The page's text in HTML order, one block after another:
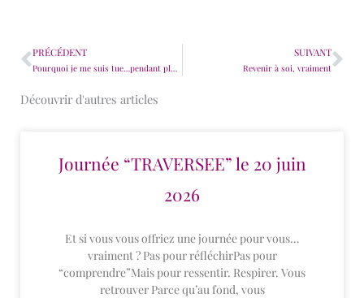
Précédent
PRÉCÉDENT
Pourquoi je me suis tue…pendant plusieurs mois
SUIVANT
Revenir à soi, vraiment
Découvrir d'autres articles
Journée “TRAVERSEE” le 20 juin
2026
Et si vous vous offriez une journée pour vous…
vraiment ? Pas pour réfléchirPas pour
“comprendre”Mais pour ressentir. Respirer. Vous
retrouver Parce qu’au fond, vous